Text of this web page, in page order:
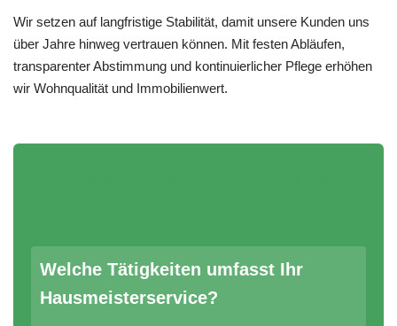
Wir setzen auf langfristige Stabilität, damit unsere Kunden uns
über Jahre hinweg vertrauen können. Mit festen Abläufen,
transparenter Abstimmung und kontinuierlicher Pflege erhöhen
wir Wohnqualität und Immobilienwert.
Welche Tätigkeiten umfasst Ihr
Hausmeisterservice?